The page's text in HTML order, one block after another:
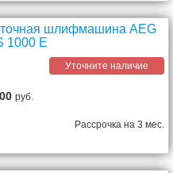
шлифмашина AEG
1000 E
Уточните наличие
руб.
Рассрочка на 3 мес.